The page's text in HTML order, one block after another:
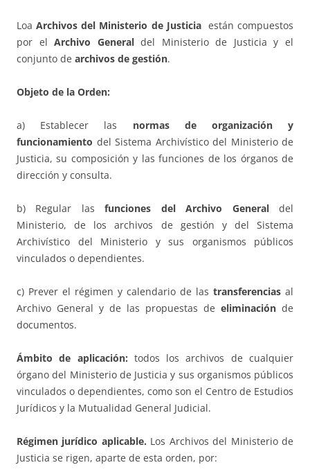
LoaArchivos del Ministerio de Justiciaestán compuestos
por elArchivo Generaldel Ministerio de Justicia y el
conjunto de archivos de gestión.
Objeto de la Orden:
a) Establecer las normas de organización y
funcionamiento del Sistema Archivístico del Ministerio de
Justicia, su composición y las funciones de los órganos de
dirección y consulta.
b) Regular lasfunciones del Archivo Generaldel
Ministerio, de los archivos de gestión y del Sistema
Archivístico del Ministerio y sus organismos públicos
vinculados o dependientes.
c) Prever el régimen y calendario de las transferencias al
Archivo General y de las propuestas de eliminación de
documentos.
Ámbito de aplicación: todos los archivos de cualquier
órgano del Ministerio de Justicia y sus organismos públicos
vinculados o dependientes, como son el Centro de Estudios
Jurídicos y la Mutualidad General Judicial.
Régimen jurídico aplicable. Los Archivos del Ministerio de
Justicia se rigen, aparte de esta orden, por: